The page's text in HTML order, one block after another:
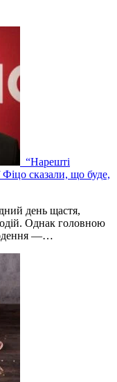
“Нарешті
Фіцо сказали, що буде,
день щастя,
Однак головною
—…